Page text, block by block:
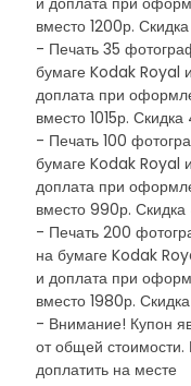
вместо 1200р.
- Печать 35
бумаге Kodak Royal
доплата при
вместо 1015р. Скидка
- Печать 100
бумаге Kodak Royal
доплата при
вместо 990р. Скидка
- Печать 200
на бумаге Kodak
и доплата при
вместо 1980р.
- Внимание! Купон
от общей
доплатить на месте